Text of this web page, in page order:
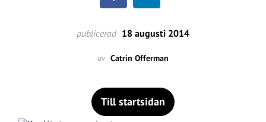
publicerad 18 augusti 2014
av Catrin Offerman
Till startsidan